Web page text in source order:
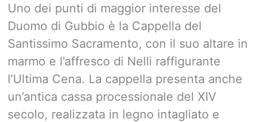
Uno dei punti di maggior interesse del
Duomo di Gubbio è la Cappella del
Santissimo Sacramento, con il suo altare in
marmo e l’affresco di Nelli raffigurante
l’Ultima Cena. La cappella presenta anche
un’antica cassa processionale del XIV
secolo, realizzata in legno intagliato e